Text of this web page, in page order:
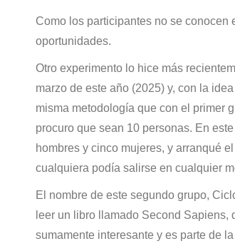
Como los participantes no se conocen
oportunidades.
Otro experimento lo hice más
marzo de este año (2025) y, con la
misma metodología que con el primer
procuro que sean 10 personas. En
hombres y cinco mujeres, y arranqué
cualquiera podía salirse en cualquier
El nombre de este segundo grupo,
leer un libro llamado Second
sumamente interesante y es parte de